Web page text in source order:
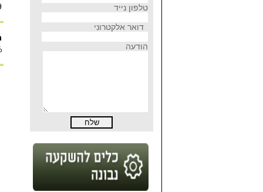
טלפון נייד
דואר אלקטרוני
הודעה